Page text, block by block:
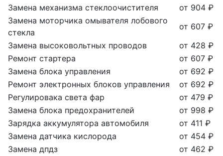
Замена механизма стеклоочистителя
от 904 ₽
Замена моторчика омывателя лобового
стекла
от 607 ₽
Замена высоковольтных проводов
от 428 ₽
Ремонт стартера
от 607 ₽
Замена блока управления
от 692 ₽
Ремонт электронных блоков управления
от 692 ₽
Регулировака света фар
от 479 ₽
Замена блока предохранителей
от 998 ₽
Зарядка аккумулятора автомобиля
от 411 ₽
Замена датчика кислорода
от 454 ₽
Замена дпдз
от 462 ₽